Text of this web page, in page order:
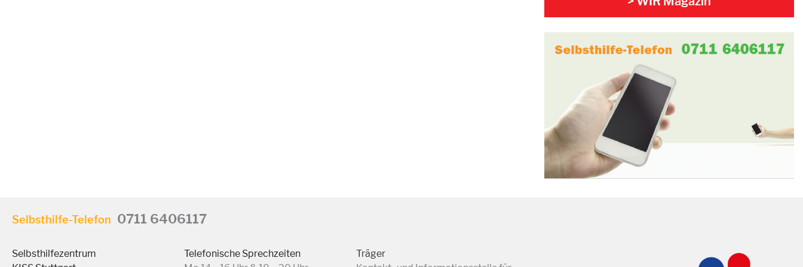
Selbsthilfe-Telefon 0711 6406117
Selbsthilfezentrum
Telefonische Sprechzeiten
Träger